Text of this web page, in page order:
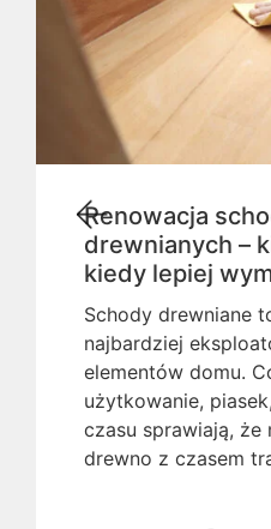
Renowacja
drewnianych –
kiedy lepiej
Schody drewniane
najbardziej
elementów domu.
użytkowanie,
czasu sprawiają, że
drewno z czasem